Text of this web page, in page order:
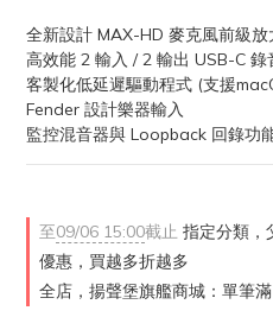
全新設計 MAX-HD 麥克風前級放
高效能 2 輸入 / 2 輸出 USB-C 錄
客製化低延遲驅動程式 (支援
Fender 設計樂器輸入
監控混音器與 Loopback 回錄功
至09/06 15:00截止 指定分類，
優惠，買越多折越多
全店，揚聲堡旗艦商城：單筆